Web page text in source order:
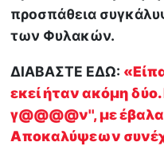
προσπάθεια
των Φυλακών.
ΔΙΑΒΑΣΤΕ ΕΔΩ:
εκεί ήταν ακόμη
γ@@@@ν'', με
Αποκαλύψεων